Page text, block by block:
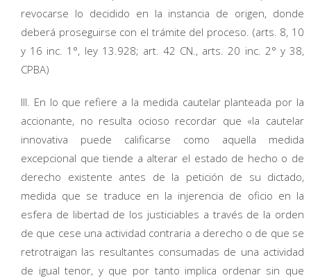
revocarse lo decidido en la instancia de origen, donde
deberá proseguirse con el trámite del proceso. (arts. 8, 10
y 16 inc. 1°, ley 13.928; art. 42 CN., arts. 20 inc. 2° y 38,
CPBA)
III. En lo que refiere a la medida cautelar planteada por la
accionante, no resulta ocioso recordar que «la cautelar
innovativa puede calificarse como aquella medida
excepcional que tiende a alterar el estado de hecho o de
derecho existente antes de la petición de su dictado,
medida que se traduce en la injerencia de oficio en la
esfera de libertad de los justiciables a través de la orden
de que cese una actividad contraria a derecho o de que se
retrotraigan las resultantes consumadas de una actividad
de igual tenor, y que por tanto implica ordenar sin que